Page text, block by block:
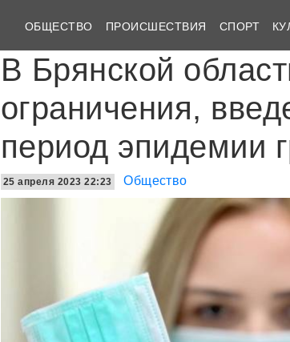
ОБЩЕСТВО ПРОИСШЕСТВИЯ СПОРТ
В Брянской
ограничения,
период эпидемии
25 апреля 2023 22:23 Общество